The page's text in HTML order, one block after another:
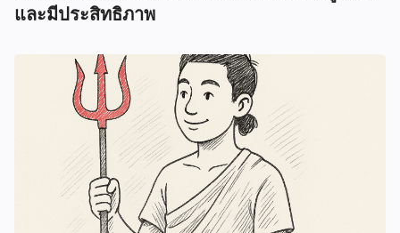
และมีประสิทธิภาพ